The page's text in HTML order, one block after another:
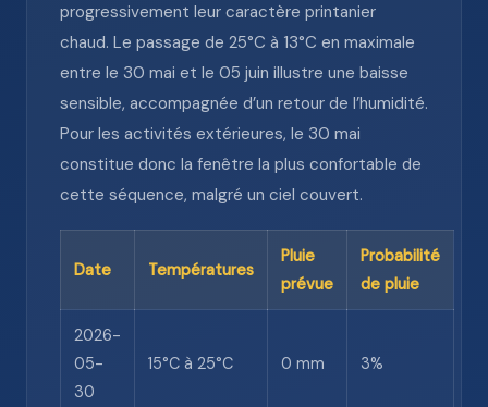
progressivement leur caractère printanier
chaud. Le passage de 25°C à 13°C en maximale
entre le 30 mai et le 05 juin illustre une baisse
sensible, accompagnée d’un retour de l’humidité.
Pour les activités extérieures, le 30 mai
constitue donc la fenêtre la plus confortable de
cette séquence, malgré un ciel couvert.
Date Températures
Pluie
prévue
Probabilité
de pluie
2026-
05-
30
15°C à 25°C 0 mm 3%